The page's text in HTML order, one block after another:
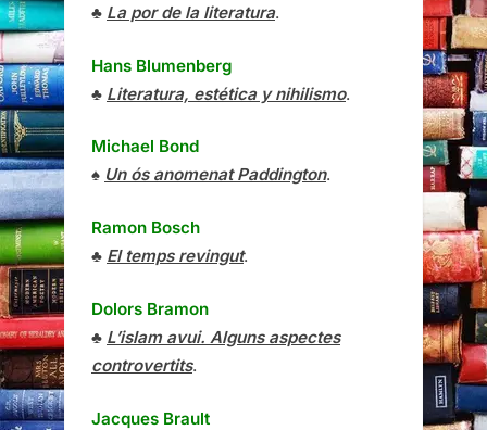
♣ La por de la literatura.
Hans Blumenberg
♣ Literatura, estética y nihilismo.
Michael Bond
♠ Un ós anomenat Paddington.
Ramon Bosch
♣ El temps revingut.
Dolors Bramon
♣ L’islam avui. Alguns aspectes
controvertits.
Jacques Brault